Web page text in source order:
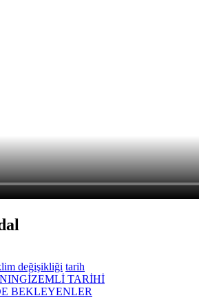
değişikliği tarih
TARİHİ
BEKLEYENLER